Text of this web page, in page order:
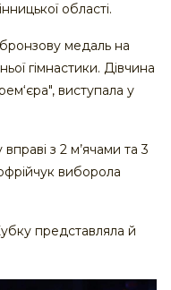
області.
медаль на
гімнастики. Дівчина
виступала у
з 2 м’ячами та 3
виборола
представляла й